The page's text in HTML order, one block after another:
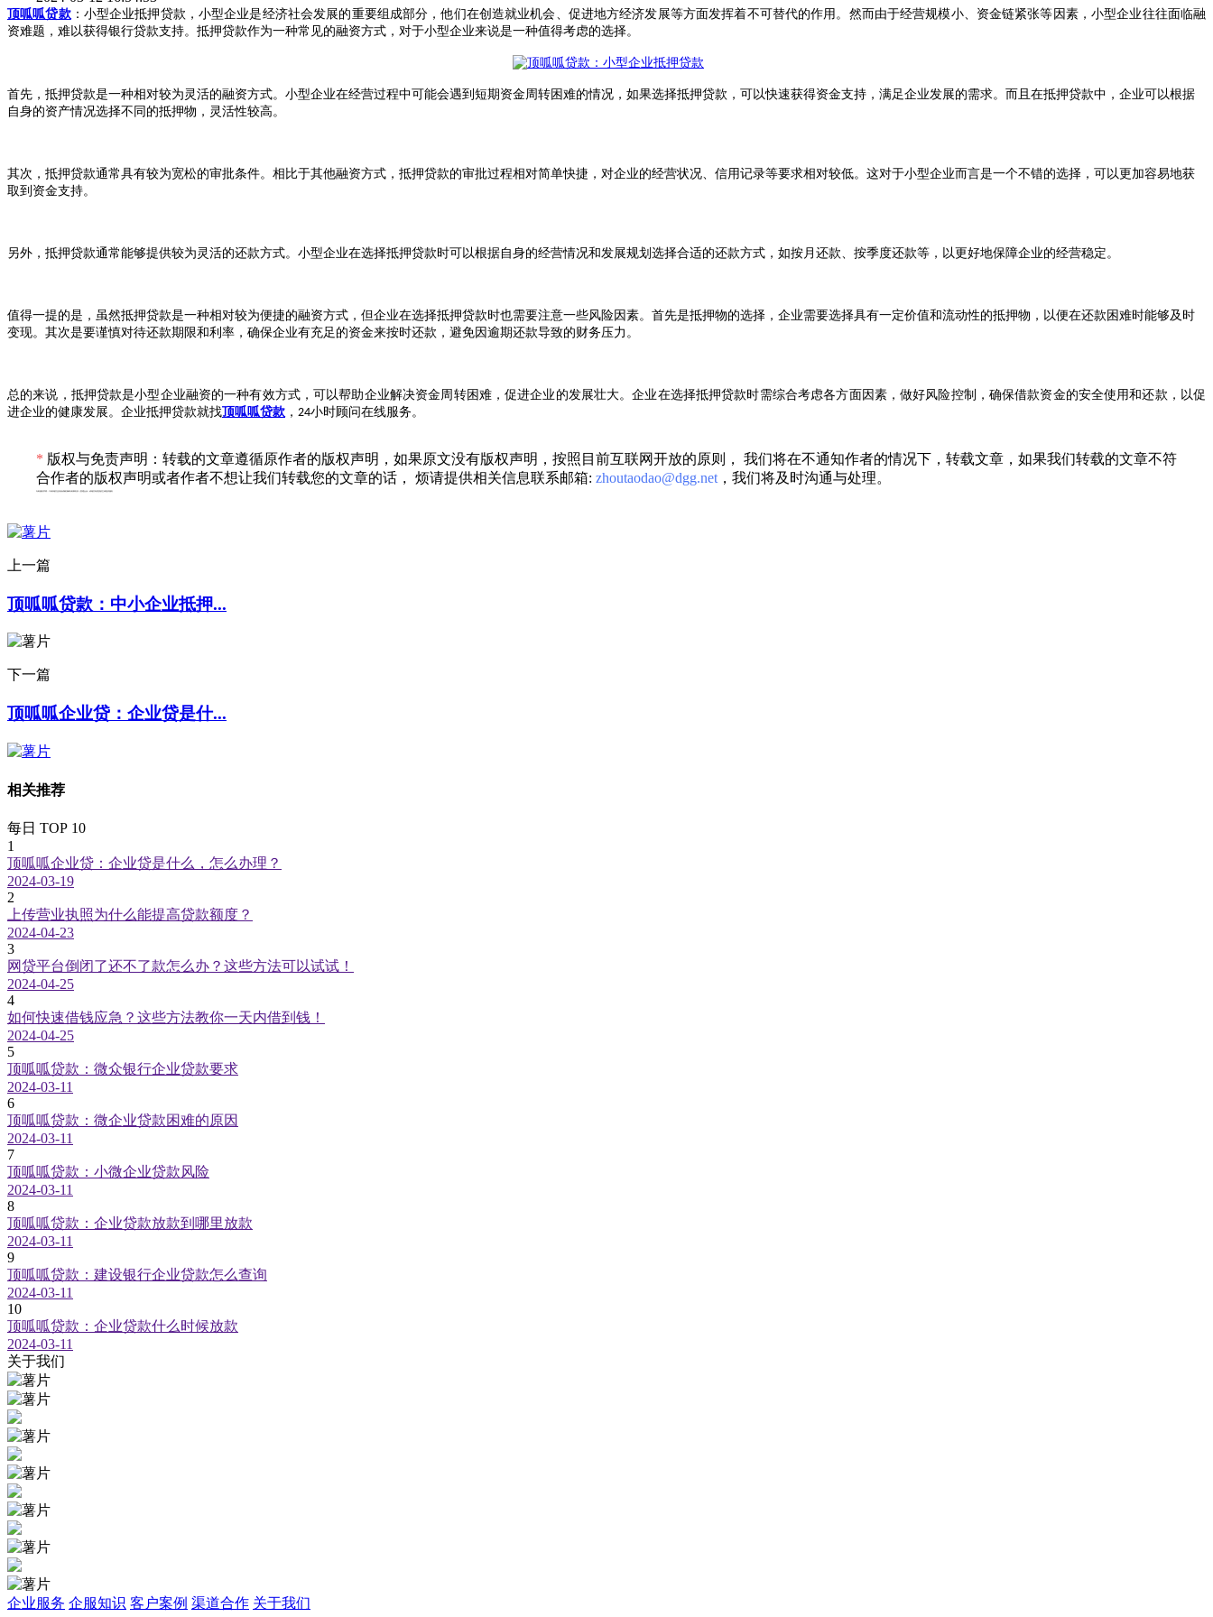
顶呱呱贷款：小型企业抵押贷款， 小型企业是经济社会发展的重要组成部分，他们在创造就业机会、促进地方经济发展等方面发挥着不可替代的作用。然而由于经营规模小、资金链紧张等因素，小型企业往往面临融
资难题，难以获得银行贷款支持。抵押贷款作为一种常见的融资方式，对于小型企业来说是一种值得考虑的选择。
首先，抵押贷款是一种相对较为灵活的融资方式。小型企业在经营过程中可能会遇到短期资金周转困难的情况，如果选择抵押贷款，可以快速获得资金支持，满足企业发展的需求。而且在抵押贷款中，企业可以根据
自身的资产情况选择不同的抵押物，灵活性较高。
其次，抵押贷款通常具有较为宽松的审批条件。相比于其他融资方式，抵押贷款的审批过程相对简单快捷，对企业的经营状况、信用记录等要求相对较低。这对于小型企业而言是一个不错的选择，可以更加容易地获
取到资金支持。
另外，抵押贷款通常能够提供较为灵活的还款方式。小型企业在选择抵押贷款时可以根据自身的经营情况和发展规划选择合适的还款方式，如按月还款、按季度还款等，以更好地保障企业的经营稳定。
值得一提的是，虽然抵押贷款是一种相对较为便捷的融资方式，但企业在选择抵押贷款时也需要注意一些风险因素。首先是抵押物的选择，企业需要选择具有一定价值和流动性的抵押物，以便在还款困难时能够及时
变现。其次是要谨慎对待还款期限和利率，确保企业有充足的资金来按时还款，避免因逾期还款导致的财务压力。
总的来说，抵押贷款是小型企业融资的一种有效方式，可以帮助企业解决资金周转困难，促进企业的发展壮大。企业在选择抵押贷款时需综合考虑各方面因素，做好风险控制，确保借款资金的安全使用和还款，以促
进企业的健康发展。企业抵押贷款就找顶呱呱贷款 ， 24小时顾问在线服务。
* 版权与免责声明：转载的文章遵循原作者的版权声明，如果原文没有版权声明，按照目前互联网开放的原则， 我们将在不通知作者的情况下，转载文章，如果我们转载的文章不符
合作者的版权声明或者作者不想让我们转载您的文章的话， 烦请提供相关信息联系邮箱: zhoutaodao@dgg.net ，我们将及时沟通与处理。
上一篇
顶呱呱贷款：中小企业抵押...
下一篇
顶呱呱企业贷：企业贷是什...
相关推荐
每日 TOP 10
1
顶呱呱企业贷：企业贷是什么，怎么办理？
2024-03-19
2
上传营业执照为什么能提高贷款额度？
2024-04-23
3
网贷平台倒闭了还不了款怎么办？这些方法可以试试！
2024-04-25
4
如何快速借钱应急？这些方法教你一天内借到钱！
2024-04-25
5
顶呱呱贷款：微众银行企业贷款要求
2024-03-11
6
顶呱呱贷款：微企业贷款困难的原因
2024-03-11
7
顶呱呱贷款：小微企业贷款风险
2024-03-11
8
顶呱呱贷款：企业贷款放款到哪里放款
2024-03-11
9
顶呱呱贷款：建设银行企业贷款怎么查询
2024-03-11
10
顶呱呱贷款：企业贷款什么时候放款
2024-03-11
关于我们
企业服务 企服知识 客户案例 渠道合作 关于我们